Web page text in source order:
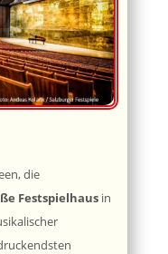
die
Festspielhausin